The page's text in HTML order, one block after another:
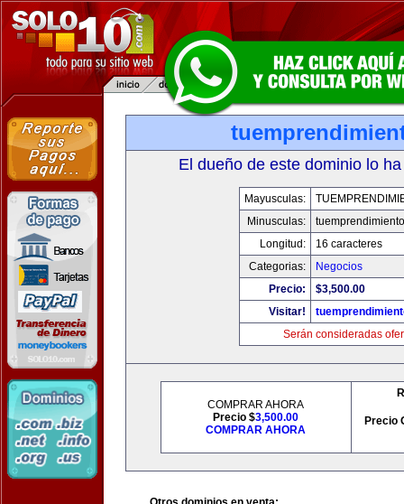
El dueño de este dominio lo
Mayusculas:
Minusculas:
Longitud:
16 caracteres
Categorias:
Negocios
Precio:
$3,500.00
Visitar!
Serán consideradas
COMPRAR AHORA
Precio $3,500.00
COMPRAR AHORA
Precio